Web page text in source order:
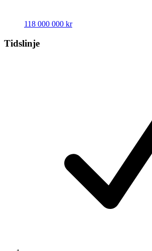
118 000 000 kr
Tidslinje